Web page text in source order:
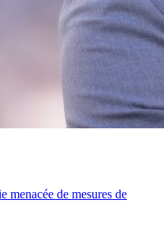
menacée de mesures de